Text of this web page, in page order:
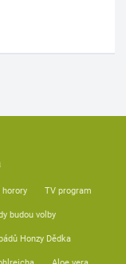
horory TV program
budou volby
Honzy Dědka